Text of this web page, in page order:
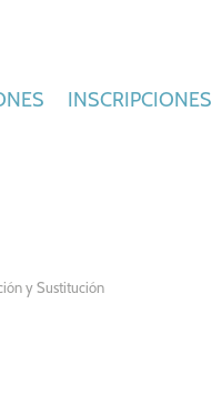
INSCRIPCIONES
y Sustitución